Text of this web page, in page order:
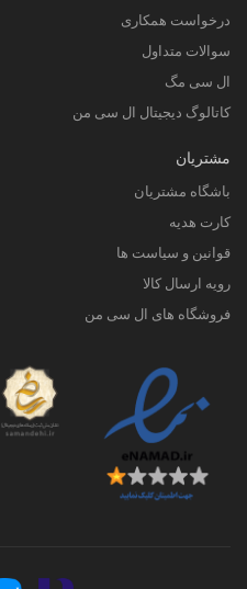
درخواست همکاری
سوالات متداول
ال سی مگ
کاتالوگ دیجیتال ال سی من
مشتریان
باشگاه مشتریان
کارت هدیه
قوانین و سیاست ها
رویه ارسال کالا
فروشگاه های ال سی من